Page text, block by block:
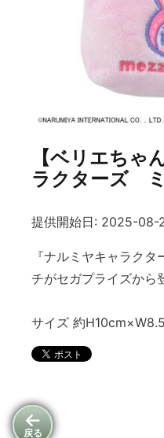
戻る
【ベリエちゃ
ラクターズ
提供開始日: 2025-08-
『ナルミヤキャラク
チがセガプライズから
サイズ 約